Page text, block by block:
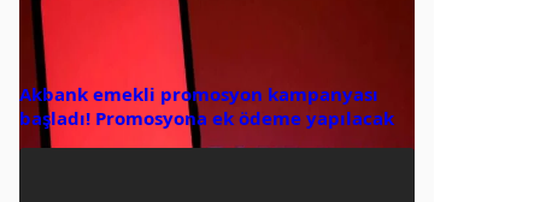
Akbank emekli promosyon kampanyası
başladı! Promosyona ek ödeme yapılacak